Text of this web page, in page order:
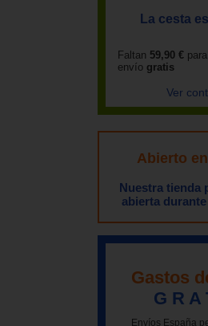
La cesta
Faltan 59,90 €
envío gratis
Ver
Abierto
Nuestra tienda
abierta
Gastos
G R A
Envíos España